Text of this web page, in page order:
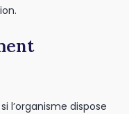
l’organisme dispose